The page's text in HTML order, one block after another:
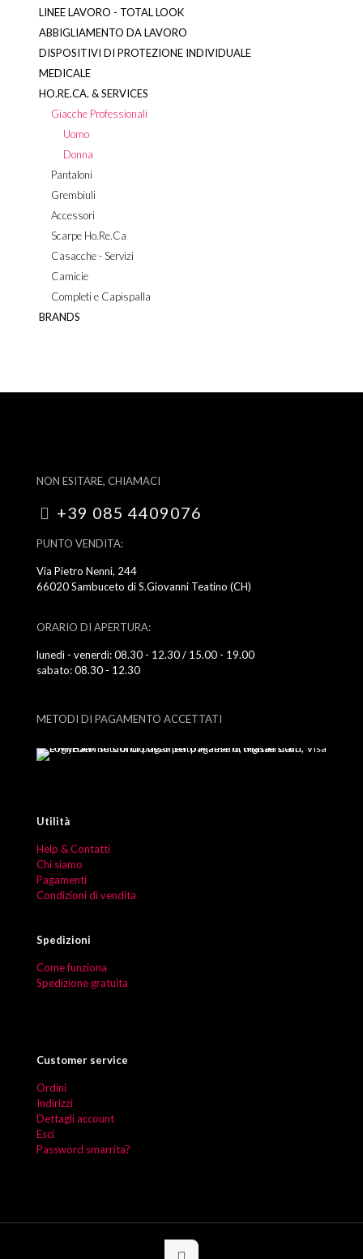
LINEE LAVORO - TOTAL LOOK
ABBIGLIAMENTO DA LAVORO
DISPOSITIVI DI PROTEZIONE INDIVIDUALE
MEDICALE
HO.RE.CA. & SERVICES
Giacche Professionali
Uomo
Donna
Pantaloni
Grembiuli
Accessori
Scarpe Ho.Re.Ca
Casacche - Servizi
Camicie
Completi e Capispalla
BRANDS
NON ESITARE, CHIAMACI
+39 085 4409076
PUNTO VENDITA:
Via Pietro Nenni, 244
66020 Sambuceto di S.Giovanni Teatino (CH)
ORARIO DI APERTURA:
lunedì - venerdì: 08.30 - 12.30 / 15.00 - 19.00
sabato: 08.30 - 12.30
METODI DI PAGAMENTO ACCETTATI
Utilità
Help & Contatti
Chi siamo
Pagamenti
Condizioni di vendita
Spedizioni
Come funziona
Spedizione gratuita
Customer service
Ordini
Indirizzi
Dettagli account
Esci
Password smarrita?